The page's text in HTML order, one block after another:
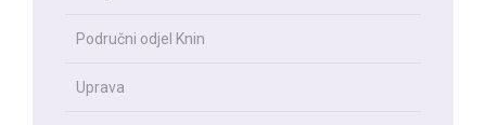
Područni odjel Knin
Uprava